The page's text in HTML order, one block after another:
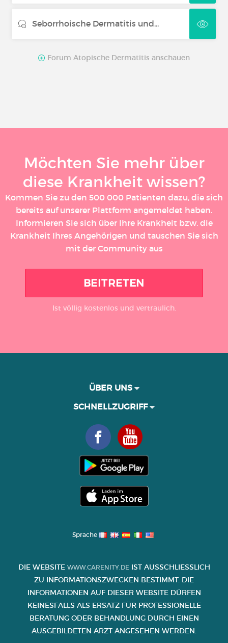
Seborrhoische Dermatitis und...
Forum Atopische Dermatitis anschauen
Möchten Sie mehr über
diese Krankheit wissen?
Kommen Sie zu den 500 000 Patienten dazu, die sich
bereits auf unserer Plattform angemeldet haben.
Informieren Sie sich über Ihre Krankheit bzw. die
Krankheit Ihres Angehörigen und tauschen Sie sich
mit der Community aus
BEITRETEN
Ist völlig kostenlos und vertraulich.
ÜBER UNS
SCHNELLZUGRIFF
Sprache
DIE WEBSITE WWW.CARENITY.DEIST AUSSCHLIESSLICH Z
U INFORMATIONSZWECKEN BESTIMMT. DIE I
NFORMATIONEN AUF DIESER WEBSITE DÜRFEN K
EINESFALLS ALS ERSATZ FÜR PROFESSIONELLE B
ERATUNG ODER BEHANDLUNG DURCH EINEN A
USGEBILDETEN ARZT ANGESEHEN WERDEN.